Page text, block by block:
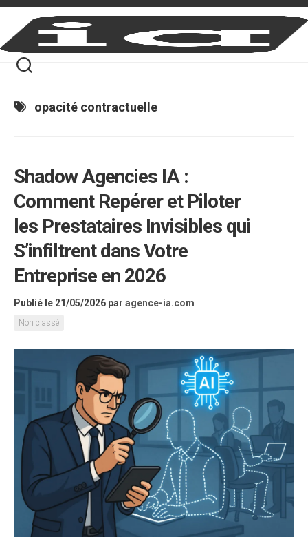
Skip
content
opacité contractuelle
Shadow Agencies IA :
Comment Repérer et Piloter
les Prestataires Invisibles qui
S’infiltrent dans Votre
Entreprise en 2026
Publié le 21/05/2026 par agence-ia.com
Non classé